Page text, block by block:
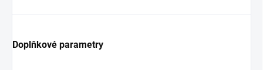
Doplňkové parametry